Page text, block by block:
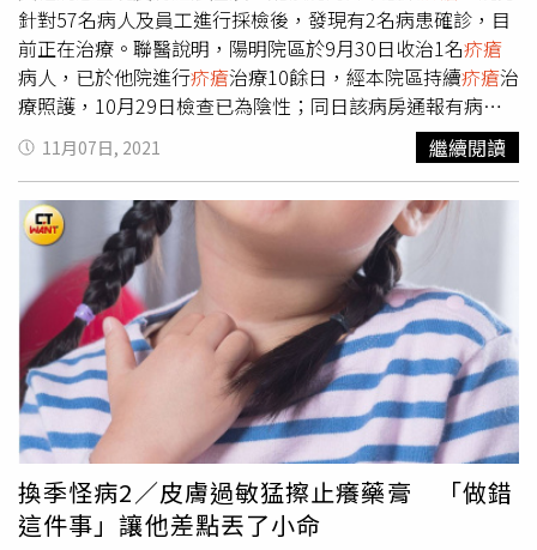
針對57名病人及員工進行採檢後，發現有2名病患確診，目
前正在治療。聯醫說明，陽明院區於9月30日收治1名疥瘡
病人，已於他院進行疥瘡治療10餘日，經本院區持續疥瘡治
療照護，10月29日檢查已為陰性；同日該病房通報有病人
皮膚出現紅疹，立即啟動感控調查及採取防治措施。聯醫表
示，針對該病房所有病人及員工共計57名進行皮膚檢查，結
果2名病人疥瘡確診，立即安排治療並持續監測中，其餘55
人仍要持續監測。北市聯醫陽明院區醫務長何清幼表示，針
對疥瘡
陽性及發生皮膚紅疹個案均提供適切治療，病房環境
全面清消，要求工作人員落實手部衛生與防護裝備正確穿
戴，布類制服加強消毒處理，以杜絕傳染風險。
11月07日, 2021 繼續閱讀
換季怪病2／皮膚過敏猛擦止癢藥膏 「做錯
這件事」讓他差點丟了小命